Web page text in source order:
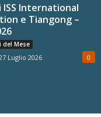
International
e Tiangong –
del Mese
Luglio 2026 0